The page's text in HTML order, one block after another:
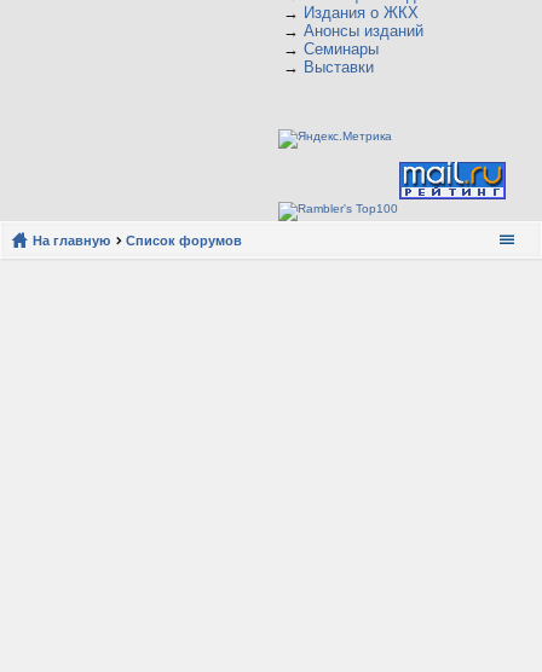
→ Издания о ЖКХ
→ Анонсы изданий
→ Семинары
→ Выставки
На главную Список форумов